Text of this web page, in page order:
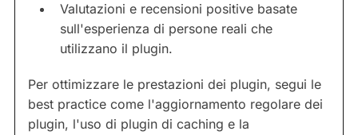
Valutazioni e recensioni positive basate
sull'esperienza di persone reali che
utilizzano il plugin.
Per ottimizzare le prestazioni dei plugin, segui le
best practice come l'aggiornamento regolare dei
plugin, l'uso di plugin di caching e la